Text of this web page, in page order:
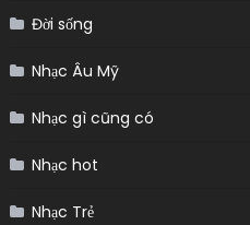
Đời sống
Nhạc Âu Mỹ
Nhạc gì cũng có
Nhạc hot
Nhạc Trẻ